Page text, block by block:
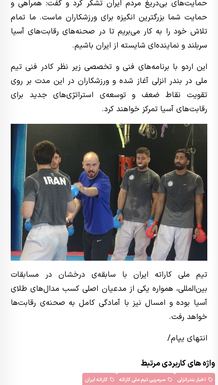
حمایت‌های بی‌دریغ مردم ایران تشکر کرد و گفت: همراهی و
حمایت شما بزرگترین انگیزه برای ورزشکاران ماست. ما تمام
تلاش خود را به کار می‌بریم تا در صحنه‌های رقابت‌های آسیا
سربلند و نماینده‌ای شایسته از ایران باشیم.
این اردو با برنامه‌های فنی و تخصصی زیر نظر کادر فنی تیم
ملی در بندر انزلی آغاز شده و ورزشکاران در این مدت بر روی
تقویت نقاط ضعف و توسعه‌ی استراتژی‌های جدید برای
رقابت‌های آسیا تمرکز خواهند کرد.
تیم ملی کاراته ایران با سابقه‌ی درخشان در مسابقات
بین‌المللی، همواره یکی از مدعیان اصلی کسب مدال‌های طلای
آسیا بوده و امسال نیز با آمادگی کامل به صحنه‌ی رقابت‌ها
خواهد رفت.
انتهای یپام/
واژه های کاربردی مرتبط
اخبار بندرانزلی سرمربی تیم ملی کاراته کاراته ایران